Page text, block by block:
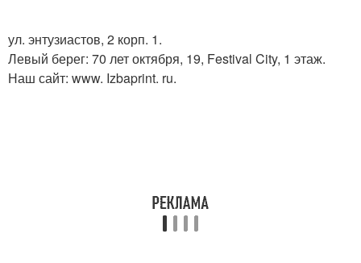
ул. энтузиастов, 2 корп. 1.
Левый берег: 70 лет октября, 19, Festival City, 1 этаж.
Наш сайт: www. Izbaprint. ru.